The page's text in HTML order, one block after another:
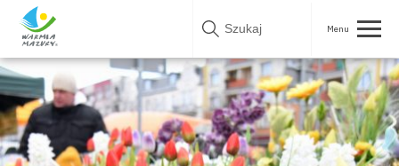
Skip